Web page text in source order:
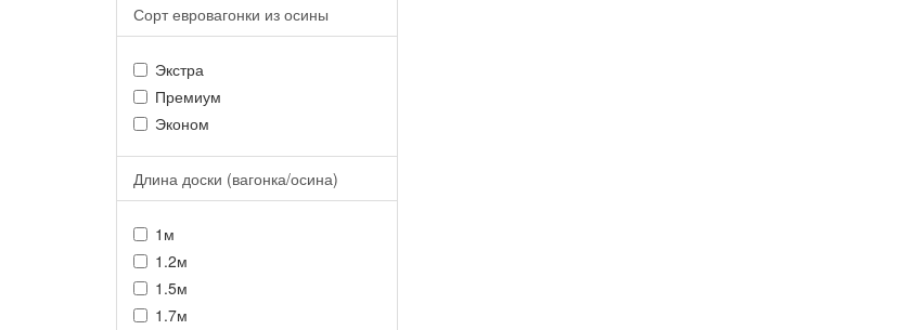
Сорт евровагонки из осины
Экстра
Премиум
Эконом
Длина доски (вагонка/осина)
1м
1.2м
1.5м
1.7м